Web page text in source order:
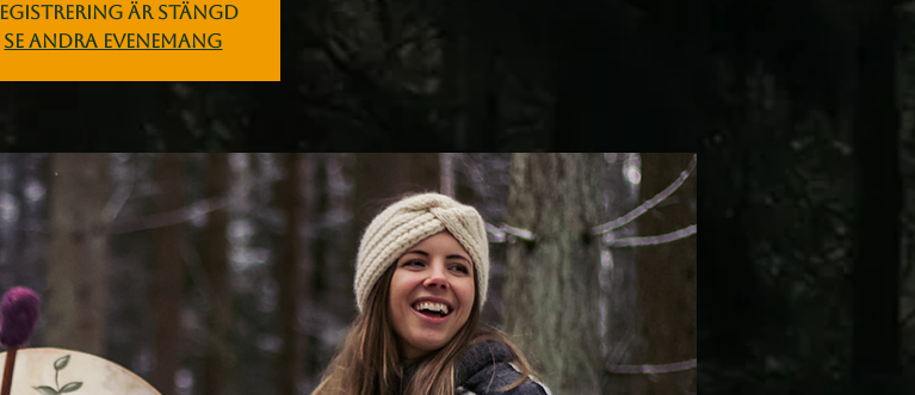
är stängd
Se andra evenemang